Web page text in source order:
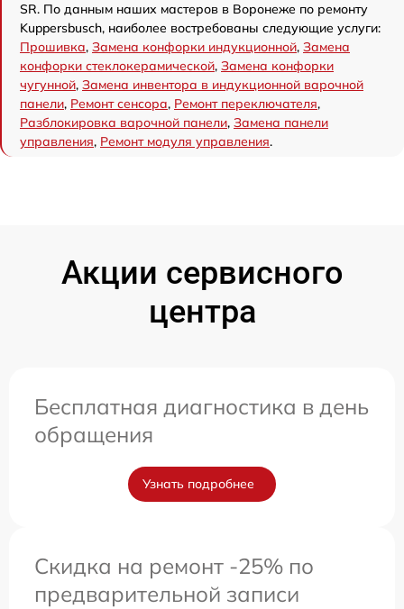
SR. По данным наших мастеров в Воронеже по ремонту
Kuppersbusch, наиболее востребованы следующие услуги:
Прошивка, Замена конфорки индукционной, Замена
конфорки стеклокерамической, Замена конфорки
чугунной, Замена инвентора в индукционной варочной
панели, Ремонт сенсора, Ремонт переключателя,
Разблокировка варочной панели, Замена панели
управления, Ремонт модуля управления.
Акции сервисного
центра
Бесплатная диагностика в день
обращения
Узнать подробнее
Скидка на ремонт -25% по
предварительной записи